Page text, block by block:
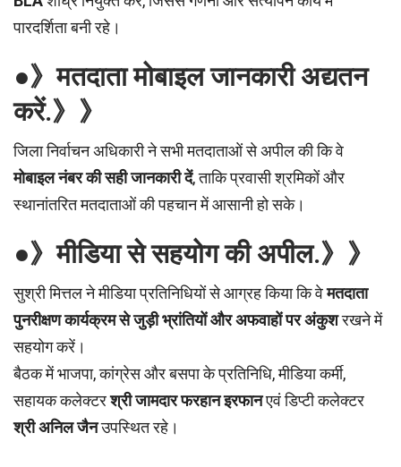
पारदर्शिता बनी रहे।
●》मतदाता मोबाइल जानकारी अद्यतन
करें.》》
जिला निर्वाचन अधिकारी ने सभी मतदाताओं से अपील की कि वे
मोबाइल नंबर की सही जानकारी दें, ताकि प्रवासी श्रमिकों और
स्थानांतरित मतदाताओं की पहचान में आसानी हो सके।
●》मीडिया से सहयोग की अपील.》》
सुश्री मित्तल ने मीडिया प्रतिनिधियों से आग्रह किया कि वेमतदाता
पुनरीक्षण कार्यक्रम से जुड़ी भ्रांतियों और अफवाहों पर अंकुशरखने में
सहयोग करें।
बैठक में भाजपा, कांग्रेस और बसपा के प्रतिनिधि, मीडिया कर्मी,
सहायक कलेक्टरश्री जामदार फरहान इरफानएवं डिप्टी कलेक्टर
श्री अनिल जैनउपस्थित रहे।